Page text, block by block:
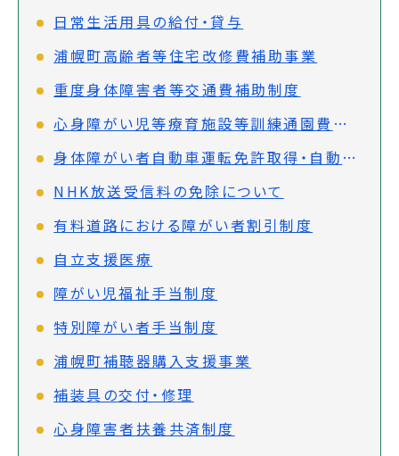
日常生活用具の給付・貸与
浦幌町高齢者等住宅改修費補助事業
重度身体障害者等交通費補助制度
心身障がい児等療育施設等訓練通園費補助制度
身体障がい者自動車運転免許取得・自動車改造費助成事業
NHK放送受信料の免除について
有料道路における障がい者割引制度
自立支援医療
障がい児福祉手当制度
特別障がい者手当制度
浦幌町補聴器購入支援事業
補装具の交付・修理
心身障害者扶養共済制度